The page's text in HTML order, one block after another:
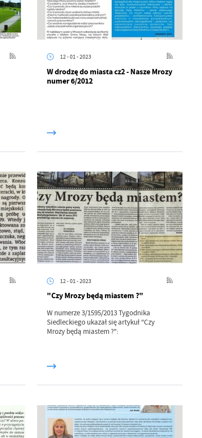
12 - 01 - 2023
W drodzę do miasta cz2 - Nasze Mrozy
numer 6/2012
12 - 01 - 2023
"Czy Mrozy będą miastem ?"
W numerze 3/1595/2013 Tygodnika
Siedleckiego ukazał się artykuł "Czy
Mrozy będą miastem ?":